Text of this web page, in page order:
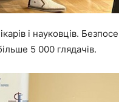
і науковців.
5 000 глядачів.